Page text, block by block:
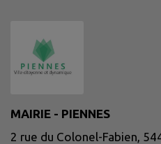
MAIRIE - PIENNES
2 rue du Colonel-Fabien,